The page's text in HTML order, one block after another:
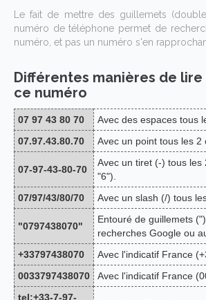
Le fait de mettre des guillemets
numéro de téléphone permet de
numéro, et pas un numéro s'en
Différentes manières de
ce numéro
07 97 43 80 70
Avec des espaces tous
07.97.43.80.70
Avec un point tous les 2
07-97-43-80-70
Avec un tiret (-) tous les
"6").
07/97/43/80/70
Avec un slash (/) tous
"0797438070"
Entouré de guillemets
recherches Google ou
+33797438070
Avec l'indicatif France
0033797438070
Avec l'indicatif France
tel:+33-7-97-